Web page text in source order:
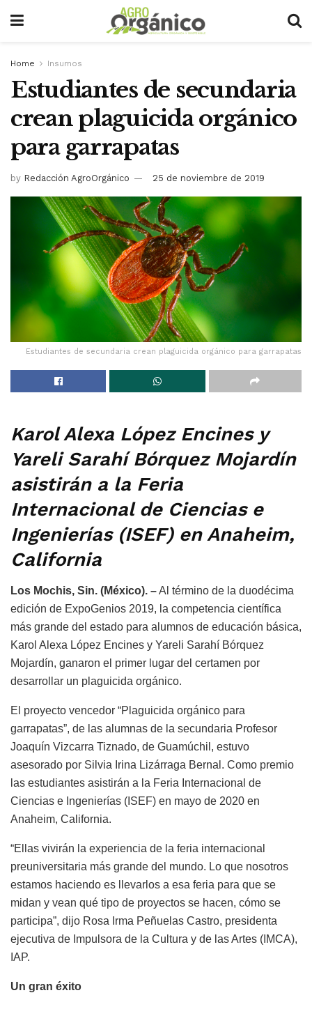
Home Insumos
Estudiantes de secundaria
crean plaguicida orgánico
para garrapatas
by Redacción AgroOrgánico 25 de noviembre de 2019
Estudiantes de secundaria crean plaguicida orgánico para garrapatas
Karol Alexa López Encines y
Yareli Sarahí Bórquez Mojardín
asistirán a la Feria
Internacional de Ciencias e
Ingenierías (ISEF) en Anaheim,
California
Los Mochis, Sin. (México). –Al término de la duodécima
edición de ExpoGenios 2019, la competencia científica
más grande del estado para alumnos de educación básica,
Karol Alexa López Encines y Yareli Sarahí Bórquez
Mojardín, ganaron el primer lugar del certamen por
desarrollar un plaguicida orgánico.
El proyecto vencedor “Plaguicida orgánico para
garrapatas”, de las alumnas de la secundaria Profesor
Joaquín Vizcarra Tiznado, de Guamúchil, estuvo
asesorado por Silvia Irina Lizárraga Bernal. Como premio
las estudiantes asistirán a la Feria Internacional de
Ciencias e Ingenierías (ISEF) en mayo de 2020 en
Anaheim, California.
“Ellas vivirán la experiencia de la feria internacional
preuniversitaria más grande del mundo. Lo que nosotros
estamos haciendo es llevarlos a esa feria para que se
midan y vean qué tipo de proyectos se hacen, cómo se
participa”, dijo Rosa Irma Peñuelas Castro, presidenta
ejecutiva de Impulsora de la Cultura y de las Artes (IMCA),
IAP.
Un gran éxito